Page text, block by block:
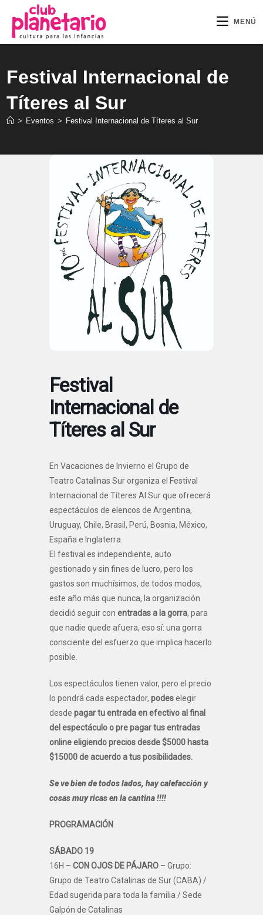
contenido
MENÚ
Festival Internacional de
Títeres al Sur
> Eventos > Festival Internacional de Títeres al Sur
Festival
Internacional de
Títeres al Sur
​En Vacaciones de Invierno el Grupo de
Teatro Catalinas Sur organiza el Festival
Internacional de Títeres Al Sur que ofrecerá
espectáculos de elencos de Argentina,
Uruguay, Chile, Brasil, Perú, Bosnia, México,
España e Inglaterra.
El festival es independiente, auto
gestionado y sin fines de lucro, pero los
gastos son muchísimos, de todos modos,
este año más que nunca, la organización
decidió seguir con entradas a la gorra, para
que nadie quede afuera, eso sí: una gorra
consciente del esfuerzo que implica hacerlo
posible.
Los espectáculos tienen valor, pero el precio
lo pondrá cada espectador, podeselegir
desde pagar tu entrada en efectivo al final
del espectáculo o pre pagar tus entradas
online eligiendo precios desde $5000 hasta
$15000 de acuerdo a tus posibilidades.
Se ve bien de todos lados, hay calefacción y
cosas muy ricas en la cantina !!!!
PROGRAMACIÓN
SÁBADO 19
16H – CON OJOS DE PÁJARO – Grupo:
Grupo de Teatro Catalinas de Sur (CABA) /
Edad sugerida para toda la familia / Sede
Galpón de Catalinas